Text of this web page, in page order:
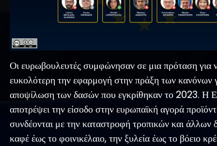
Οι ευρωβουλευτές συμφώνησαν σε μια πρόταση για
ευκολότερη την εφαρμογή στην πράξη των κανόνων
αποψίλωση των δασών που εγκρίθηκαν το 2023. Η
αποτρέψει την είσοδο στην ευρωπαϊκή αγορά
συνδέονται με την καταστροφή τροπικών και
καφέ έως το φοινικέλαιο, την ξυλεία έως το βόειο